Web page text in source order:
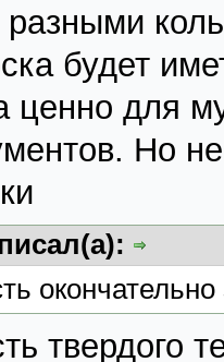
будет
ценно для
Но
твердого